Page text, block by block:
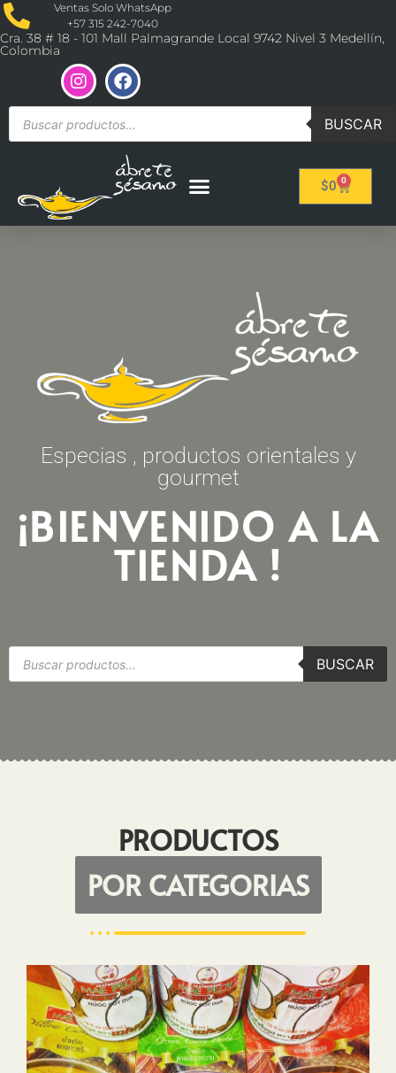
Ventas Solo WhatsApp
+57 315 242-7040
Cra. 38 # 18 - 101 Mall Palmagrande Local 9742 Nivel 3 Medellín,
Colombia
BUSCAR
$0 0
Especias , productos orientales y
gourmet
¡BIENVENIDO A LA
TIENDA !
BUSCAR
PRODUCTOS
POR CATEGORIAS